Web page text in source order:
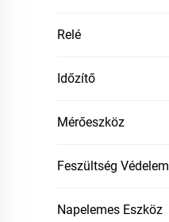
Relé
Időzítő
Mérőeszköz
Feszültség Védelem
Napelemes Eszköz